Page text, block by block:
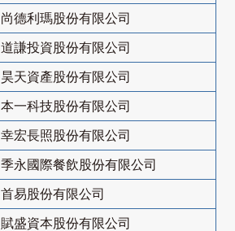
尚德利瑪股份有限公司
道謙投資股份有限公司
昊天資產股份有限公司
本一科技股份有限公司
幸宏長照股份有限公司
季永國際餐飲股份有限公司
首易股份有限公司
賦盛資本股份有限公司